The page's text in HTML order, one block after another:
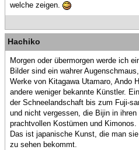
welche zeigen.
Hachiko
Morgen oder übermorgen werde ich
Bilder sind ein wahrer
Werke von Kitagawa Utamaro, Ando
andere weniger bekannte Künstler.
der Schneelandschaft bis zum Fuji-
und nicht vergessen, die Bijin in ihren
prachtvollen Kostümen und Kimonos.
Das ist japanische Kunst, die man
zu sehen bekommt.